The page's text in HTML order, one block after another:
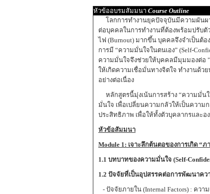
หัวข้ออบรมสัมมนา Course Outline
โลกการทำงานยุคปัจจุบันมีความผันผ
ต่อบุคคลในการทำงานที่ต้องพร้อมปรับ
ไฟ (Burnout) มากขึ้น บุคคลจึงจำเป็น
การมี “ความมั่นใจในตนเอง” (Self-
ความมั่นใจจึงช่วยให้บุคคลมีมุมมองต่อ "
ให้เกิดความเชื่อมั่นทางจิตใจ ทำงานด้
อย่างต่อเนื่อง
หลักสูตรนี้มุ่งเน้นการสร้าง “ความมั่น
มั่นใจ เพื่อเปลี่ยนความกลัวให้เป็นความ
ประสิทธิภาพ เพื่อให้ทั้งตัวบุคลากรและอ
หัวข้อสัมมนา
Module 1: เจาะลึกต้นตอของการเกิด “ภ
1.1 บทบาทของความมั่นใจ (Self-
1.2 ปัจจัยที่เป็นอุปสรรคต่อการพัฒนาคว
- ปัจจัยภายใน (Internal Factors) : ค